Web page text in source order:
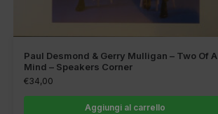
Paul Desmond & Gerry Mulligan – Two Of A
Mind – Speakers Corner
€34,00
Aggiungi al carrello